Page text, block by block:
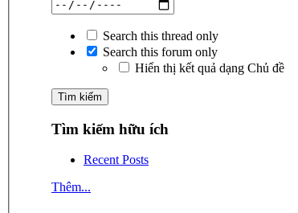
Search this thread only
Search this forum only
Hiển thị kết quả dạng Chủ đề
Tìm kiếm hữu ích
Recent Posts
Thêm...